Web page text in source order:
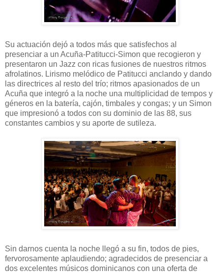
Su actuación dejó a todos más que satisfechos al
presenciar a un Acuña-Patitucci-Simon que recogieron y
presentaron un Jazz con ricas fusiones de nuestros ritmos
afrolatinos. Lirismo melódico de Patitucci anclando y dando
las directrices al resto del trío; ritmos apasionados de un
Acuña que integró a la noche una multiplicidad de tempos y
géneros en la batería, cajón, timbales y congas; y un Simon
que impresionó a todos con su dominio de las 88, sus
constantes cambios y su aporte de sutileza.
Sin darnos cuenta la noche llegó a su fin, todos de pies,
fervorosamente aplaudiendo; agradecidos de presenciar a
dos excelentes músicos dominicanos con una oferta de